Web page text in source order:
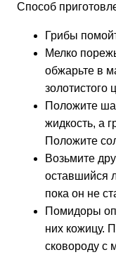
Способ
Грибы
Мелко
обжарьте в
золотистого
Положите
жидкость, а
Положите
Возьмите
оставшийся
пока он не
Помидоры
них кожицу.
сковороду с